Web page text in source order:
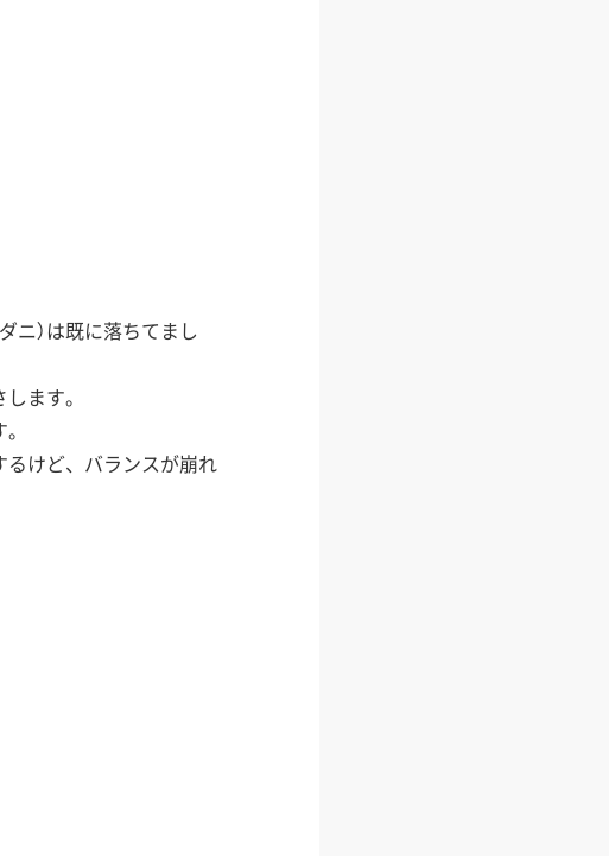
ニ）は既に落ちてまし
ます。
けど、バランスが崩れ